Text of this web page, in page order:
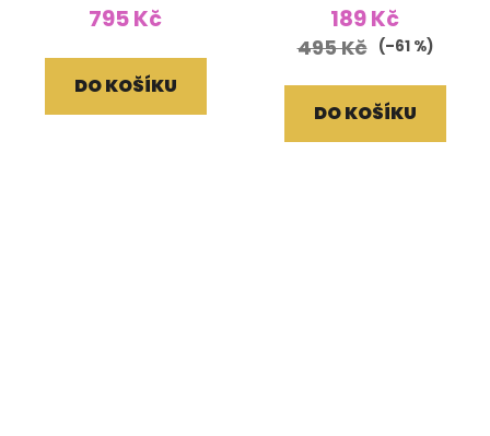
795 Kč
DO KOŠÍKU
189 Kč
495 Kč (–61 %)
DO KOŠÍKU